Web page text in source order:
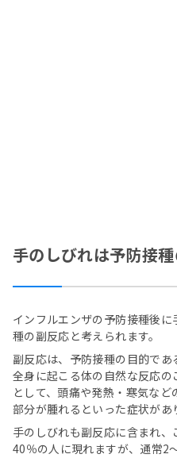
手のしびれは予防接種
インフルエンザの予防接種後
種の副反応と考えられます。
副反応は、予防接種の目的で
全身に起こる体の自然な反応
として、頭痛や発熱・寒気な
部分が腫れるといった症状があ
手のしびれも副反応に含まれ
40％の人に現れますが、通常2